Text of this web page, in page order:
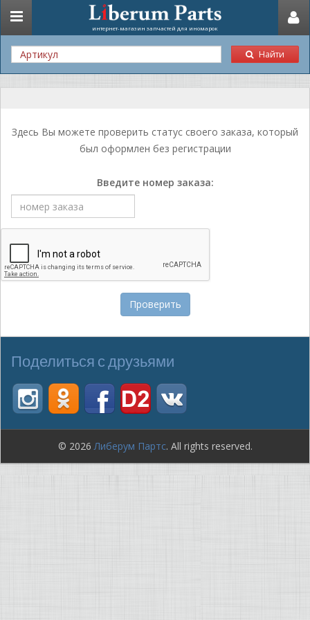
Toggle
navigation
интернет-магазин запчастей для иномарок
Найти
Здесь Вы можете проверить статус своего заказа, который
был оформлен без регистрации
Введите номер заказа:
Проверить
Поделиться с друзьями
© 2026Либерум Партс. All rights reserved.